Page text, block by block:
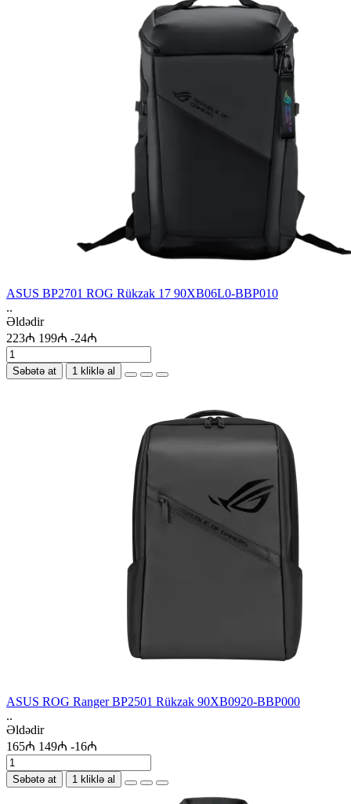
ASUS BP2701 ROG Rükzak 17 90XB06L0-BBP010
..
Əldədir
223₼ 199₼ -24₼
Səbətə at 1 kliklə al
ASUS ROG Ranger BP2501 Rükzak 90XB0920-BBP000
..
Əldədir
165₼ 149₼ -16₼
Səbətə at 1 kliklə al